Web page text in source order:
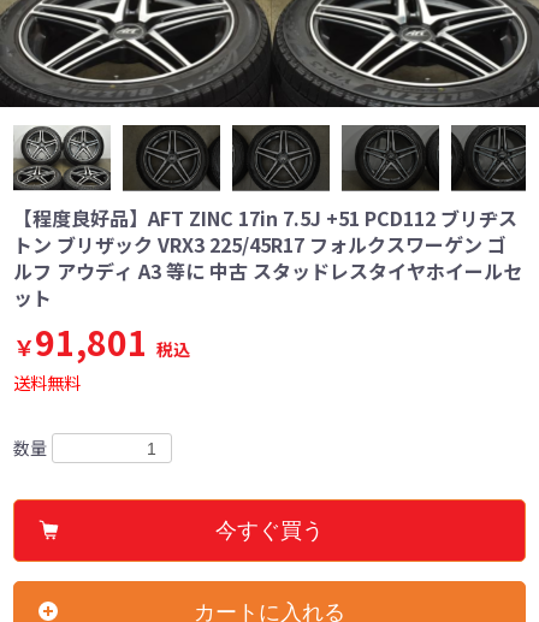
【程度良好品】AFT ZINC 17in 7.5J +51 PCD112 ブリヂス
トン ブリザック VRX3 225/45R17 フォルクスワーゲン ゴ
ルフ アウディ A3 等に 中古 スタッドレスタイヤホイールセ
ット
￥91,801 税込
送料無料
数量
今すぐ買う
カートに入れる